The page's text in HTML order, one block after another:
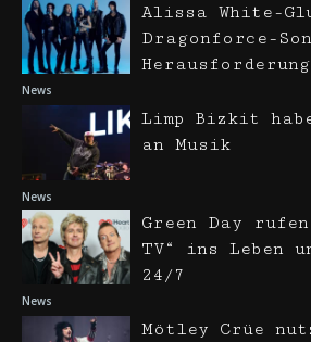
News
Alissa White-
Dragonforce-
Herausforderung
News
Limp Bizkit
an Musik
News
Green Day
TV“ ins Leben
24/7
Mötley Crüe